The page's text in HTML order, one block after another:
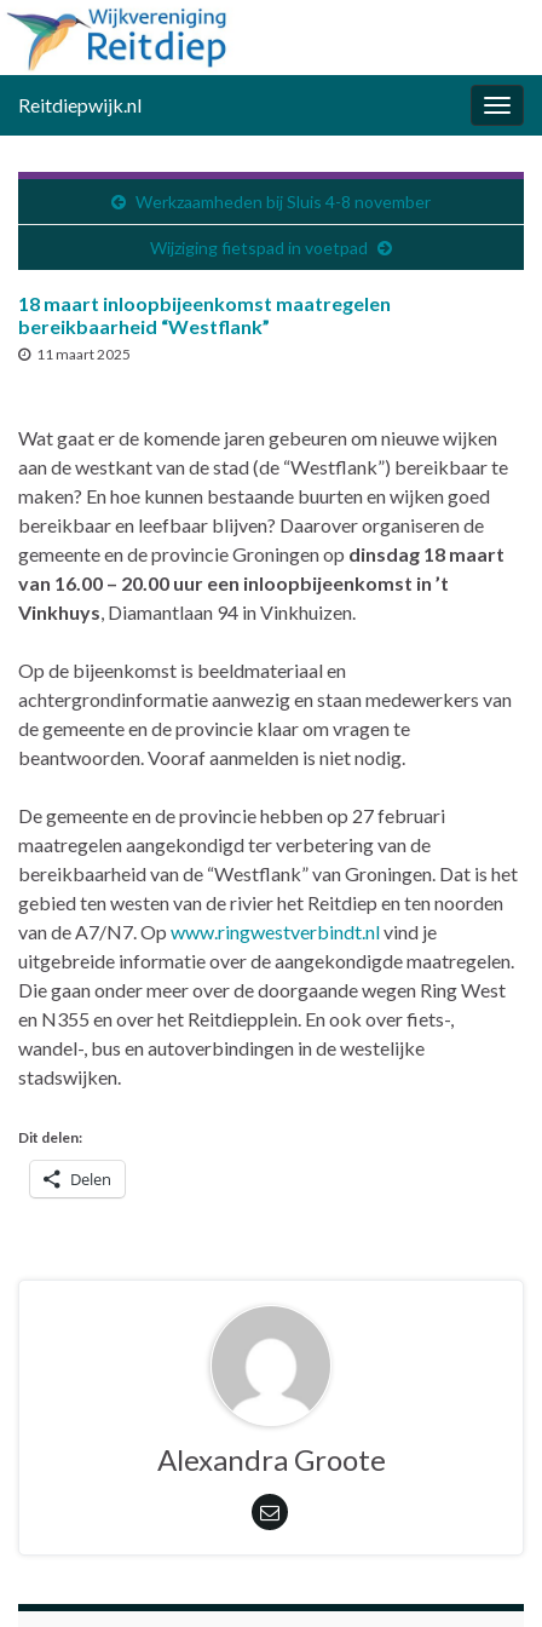
Reitdiepwijk.nl
Werkzaamheden bij Sluis 4-8 november
Wijziging fietspad in voetpad
18 maart inloopbijeenkomst maatregelen
bereikbaarheid “Westflank”
11 maart 2025
Wat gaat er de komende jaren gebeuren om nieuwe wijken
aan de westkant van de stad (de “Westflank”) bereikbaar te
maken? En hoe kunnen bestaande buurten en wijken goed
bereikbaar en leefbaar blijven? Daarover organiseren de
gemeente en de provincie Groningen op dinsdag 18 maart
van 16.00 – 20.00 uur een inloopbijeenkomst in ’t
Vinkhuys, Diamantlaan 94 in Vinkhuizen.
Op de bijeenkomst is beeldmateriaal en
achtergrondinformatie aanwezig en staan medewerkers van
de gemeente en de provincie klaar om vragen te
beantwoorden. Vooraf aanmelden is niet nodig.
De gemeente en de provincie hebben op 27 februari
maatregelen aangekondigd ter verbetering van de
bereikbaarheid van de “Westflank” van Groningen. Dat is het
gebied ten westen van de rivier het Reitdiep en ten noorden
van de A7/N7. Op www.ringwestverbindt.nlvind je
uitgebreide informatie over de aangekondigde maatregelen.
Die gaan onder meer over de doorgaande wegen Ring West
en N355 en over het Reitdiepplein. En ook over fiets-,
wandel-, bus en autoverbindingen in de westelijke
stadswijken.
Dit delen:
Delen
Alexandra Groote